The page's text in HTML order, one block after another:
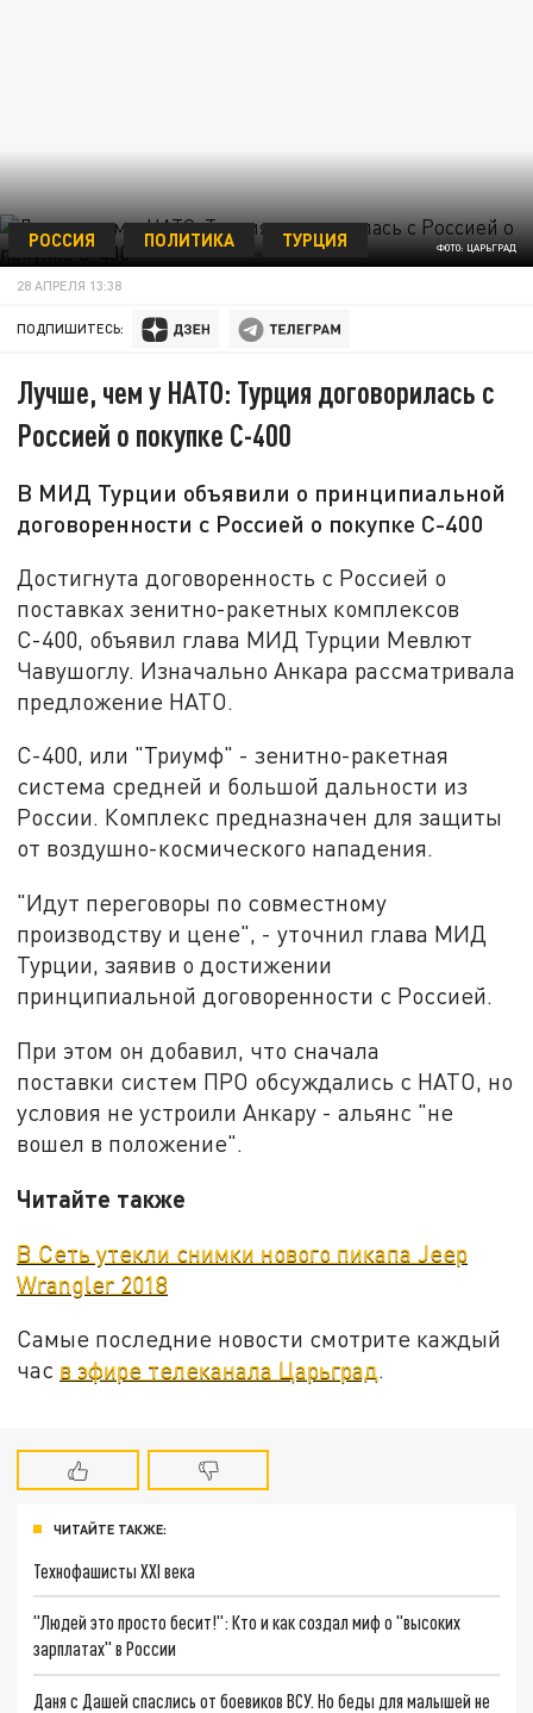
ФОТО: ЦАРЬГРАД
РОССИЯ ПОЛИТИКА ТУРЦИЯ
28 АПРЕЛЯ 13:38
ПОДПИШИТЕСЬ:
Лучше, чем у НАТО: Турция договорилась с
Россией о покупке С-400
В МИД Турции объявили о принципиальной
договоренности с Россией о покупке С-400
Достигнута договоренность с Россией о
поставках зенитно-ракетных комплексов
С-400, объявил глава МИД Турции Мевлют
Чавушоглу. Изначально Анкара рассматривала
предложение НАТО.
С-400, или "Триумф" - зенитно-ракетная
система средней и большой дальности из
России. Комплекс предназначен для защиты
от воздушно-космического нападения.
"Идут переговоры по совместному
производству и цене", - уточнил глава МИД
Турции, заявив о достижении
принципиальной договоренности с Россией.
При этом он добавил, что сначала
поставки систем ПРО обсуждались с НАТО, но
условия не устроили Анкару - альянс "не
вошел в положение".
Читайте также
В Сеть утекли снимки нового пикапа Jeep
Wrangler 2018
Самые последние новости смотрите каждый
час в эфире телеканала Царьград.
ЧИТАЙТЕ ТАКЖЕ:
Технофашисты XXI века
"Людей это просто бесит!": Кто и как создал миф о "высоких
зарплатах" в России
Даня с Дашей спаслись от боевиков ВСУ. Но беды для малышей не